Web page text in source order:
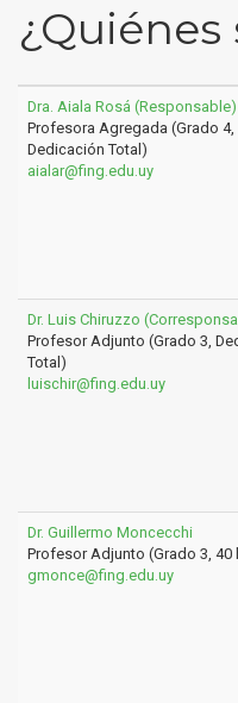
¿Quiénes
Dra. Aiala Rosá (Responsable)
Profesora Agregada (Grado 4,
Dedicación Total)
aialar@fing.edu.uy
Dr. Luis Chiruzzo
Profesor Adjunto (Grado 3,
Total)
luischir@fing.edu.uy
Dr. Guillermo Moncecchi
Profesor Adjunto (Grado 3, 40
gmonce@fing.edu.uy